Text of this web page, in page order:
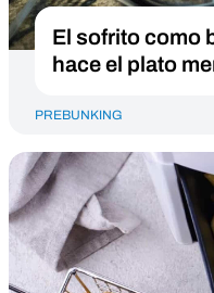
El sofrito como
hace el plato
PREBUNKING